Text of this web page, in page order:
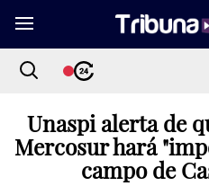
Unaspi alerta de
Mercosur hará
campo de